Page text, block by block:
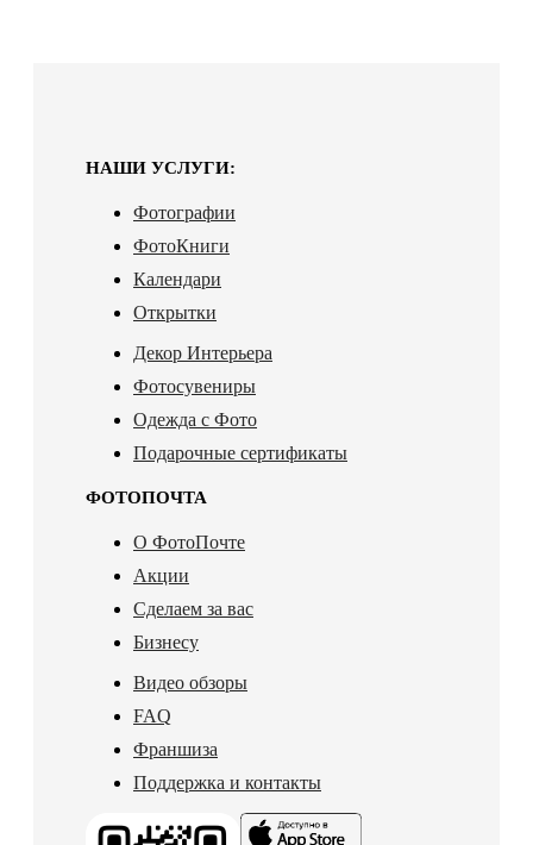
НАШИ УСЛУГИ:
Фотографии
ФотоКниги
Календари
Открытки
Декор Интерьера
Фотосувениры
Одежда с Фото
Подарочные сертификаты
ФОТОПОЧТА
О ФотоПочте
Акции
Сделаем за вас
Бизнесу
Видео обзоры
FAQ
Франшиза
Поддержка и контакты